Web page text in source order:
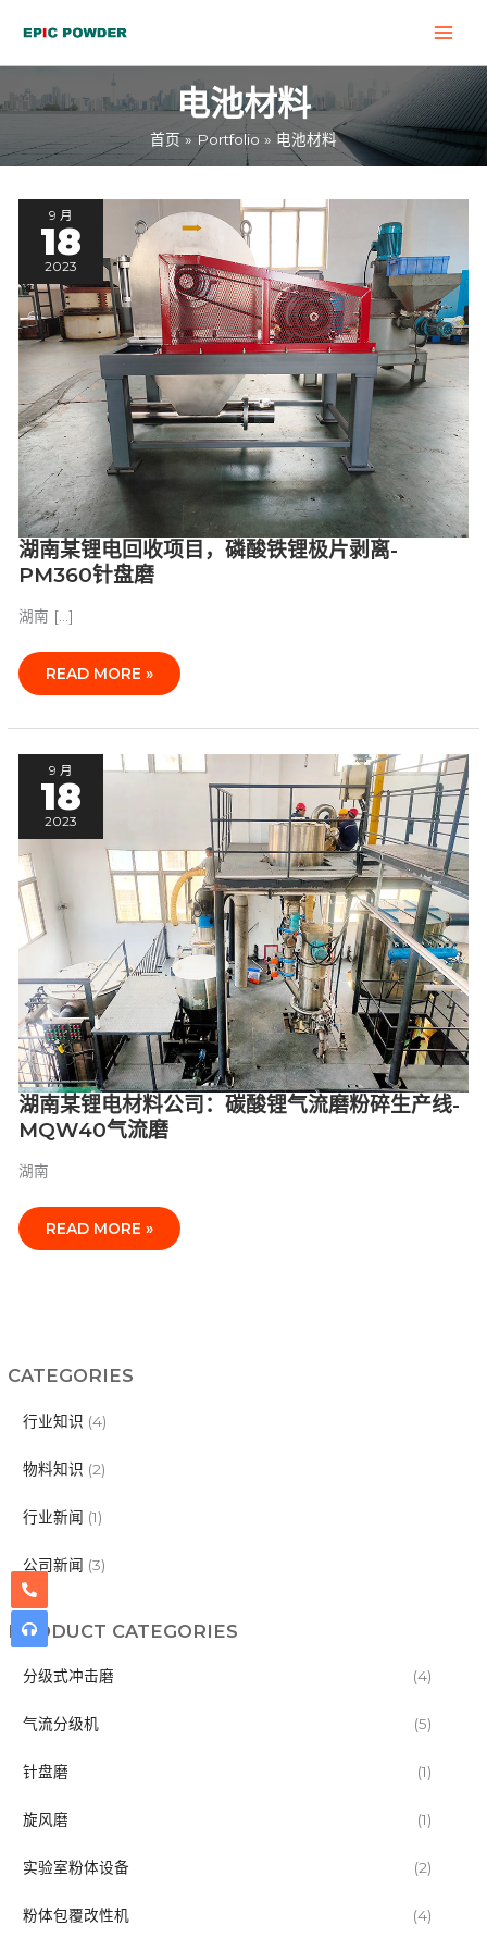
内
电池材料
首页 Portfolio 电池材料
CATEGORIES
行业知识 (4)
物料知识 (2)
行业新闻 (1)
公司新闻 (3)
PRODUCT CATEGORIES
分级式冲击磨 (4)
气流分级机 (5)
针盘磨 (1)
旋风磨 (1)
实验室粉体设备 (2)
粉体包覆改性机 (4)
9 月
18
2023
湖南某锂电回收项目，磷酸铁锂极片剥离-
PM360针盘磨
湖南 […]
湖
南
某
锂
电
回
收
项
目，
磷
酸
铁
锂
极
片
剥
离-
PM360
盘
READ MORE »
9 月
18
2023
湖南某锂电材料公司：碳酸锂气流磨粉碎生产线-
MQW40气流磨
湖南
湖
南
某
锂
电
公
司：
酸
锂
气
流
磨
粉
碎
生
产
线-
气
流
磨
READ MORE »